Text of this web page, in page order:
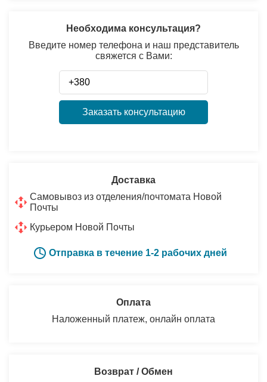
Необходима консультация?
Введите номер телефона и наш представитель
свяжется с Вами:
Заказать консультацию
Доставка
Самовывоз из отделения/почтомата Новой
Почты
Курьером Новой Почты
Отправка в течение 1-2 рабочих дней
Оплата
Наложенный платеж, онлайн оплата
Возврат / Обмен